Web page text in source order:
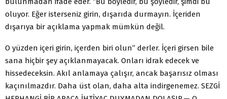
oluyor. Eğer isterseniz girin, dışarıda durmayın. İçeriden
dışarıya bir açıklama yapmak mümkün değil.
O yüzden içeri girin, içerden biri olun” derler. İçeri girsen bile
sana hiçbir şey açıklanmayacak. Onları idrak edecek ve
hissedeceksin. Akıl anlamaya çalışır, ancak başarısız olması
kaçınılmazdır. Daha üst olan, daha alta indirgenemez. SEZGİ